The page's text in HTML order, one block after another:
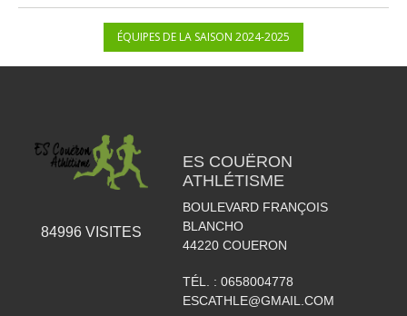
ÉQUIPES DE LA SAISON 2024-2025
84996VISITES
ES COUËRON
ATHLÉTISME
BOULEVARD FRANÇOIS
BLANCHO
44220 COUERON
TÉL. : 0658004778
ESCATHLE@GMAIL.COM